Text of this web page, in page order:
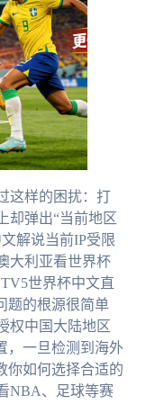
这样的困扰：打
却弹出“当前地区
解说当前IP受限
大利亚看世界杯
世界杯中文直
题的根源很简单
权中国大陆地区
，一旦检测到海外
你如何选择合适的
NBA、足球等赛